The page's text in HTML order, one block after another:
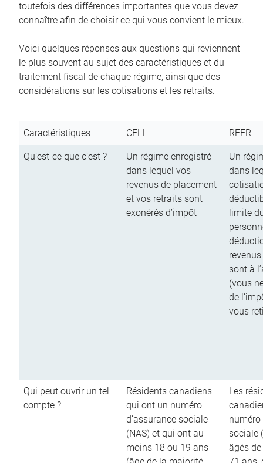
toutefois des différences importantes que vous devez
connaître afin de choisir ce qui vous convient le mieux.
Voici quelques réponses aux questions qui reviennent
le plus souvent au sujet des caractéristiques et du
traitement fiscal de chaque régime, ainsi que des
considérations sur les cotisations et les retraits.
Caractéristiques CELI REER
Qu’est-ce que c’est ?
Un régime enregistré
dans lequel vos
revenus de placement
et vos retraits sont
exonérés d’impôt
Un
dans
limite
sont à
(vous
de
vous
Qui peut ouvrir un tel
compte ?
Résidents canadiens
qui ont un numéro
d’assurance sociale
(NAS) et qui ont au
moins 18 ou 19 ans
Les
numéro
sociale
âgés